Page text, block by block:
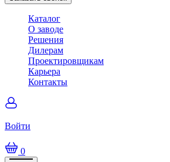
Каталог
О заводе
Решения
Дилерам
Проектировщикам
Карьера
Контакты
Войти
0